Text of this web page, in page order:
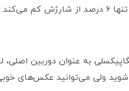
ولی می‌توانید عکس‌های